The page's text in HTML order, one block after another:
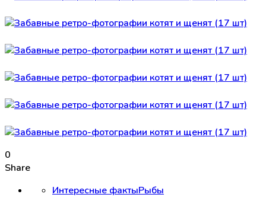
0
Share
Интересные фактыРыбы